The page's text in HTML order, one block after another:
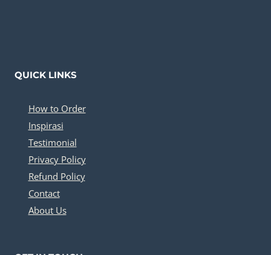
QUICK LINKS
How to Order
Inspirasi
Testimonial
Privacy Policy
Refund Policy
Contact
About Us